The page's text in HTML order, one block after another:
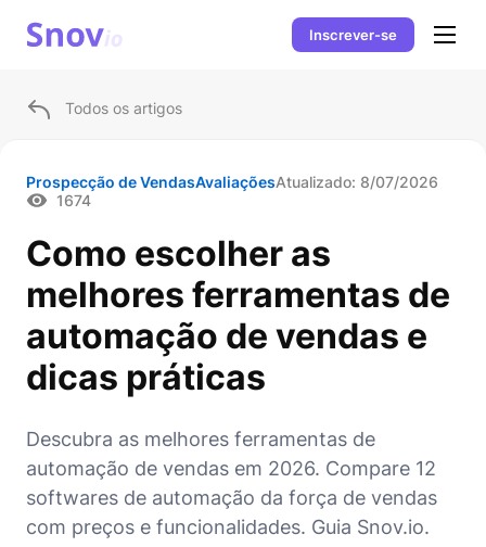
Inscrever-se
Todos os artigos
Prospecção de VendasAvaliaçõesAtualizado: 8/07/2026
1674
Como escolher as
melhores ferramentas de
automação de vendas e
dicas práticas
Descubra as melhores ferramentas de
automação de vendas em 2026. Compare 12
softwares de automação da força de vendas
com preços e funcionalidades. Guia Snov.io.